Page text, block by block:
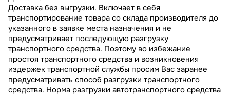
Доставка без выгрузки. Включает в себя
транспортирование товара со склада производителя до
указанного в заявке места назначения и не
предусматривает последующую разгрузку
транспортного средства. Поэтому во избежание
простоя транспортного средства и возникновения
издержек транспортной службы просим Вас заранее
предусматривать способ разгрузки транспортного
средства. Норма разгрузки автотранспортного средства